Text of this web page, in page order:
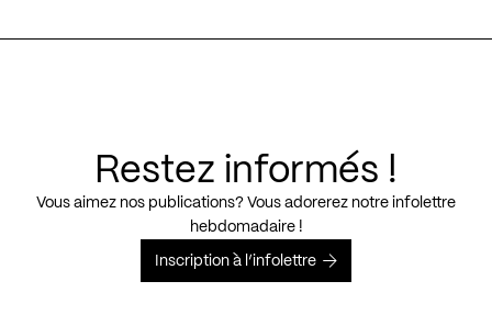
Restez informés !
Vous aimez nos publications? Vous adorerez notre infolettre
hebdomadaire !
Inscription à l’infolettre